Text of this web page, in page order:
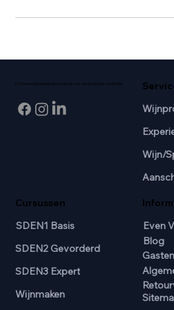
Professionele wijnkennis en passie voor wijn in het hart van Breda.
Cursussen
SDEN1 Basis
SDEN2 Gevorderd
SDEN3 Expert
Wijnmaken
Wijn/
Even
Blog